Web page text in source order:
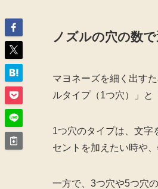
ノズルの穴の数
マヨネーズを細く出す
ルタイプ（1つ穴）」と
1つ穴のタイプは、文字
セントを加えたい時や
一方で、3つ穴や5つ穴